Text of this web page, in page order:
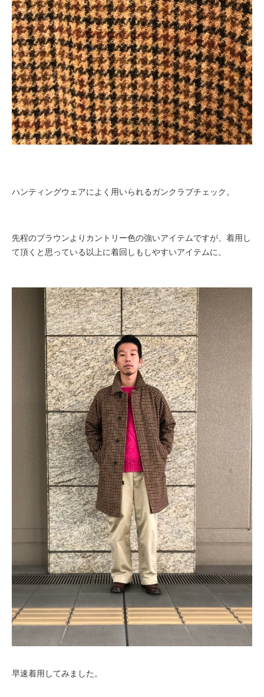
ハンティングウェアによく用いられるガンクラブチェック。
先程のブラウンよりカントリー色の強いアイテムですが、着用し
て頂くと思っている以上に着回しもしやすいアイテムに。
早速着用してみました。